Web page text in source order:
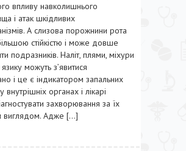
впливу навколишнього
і атак шкідливих
А слизова порожнини рота
стійкістю і може довше
подразників. Наліт, плями, міхури
можуть з’явитися
і це є індикатором запальних
внутрішніх органах і лікарі
захворювання за їх
виглядом. Адже […]